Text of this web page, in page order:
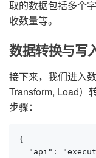
取的数据包括多个
收数量等。
数据转换与写
接下来，我们进入
Transform, Load）
步骤：
{
"api":